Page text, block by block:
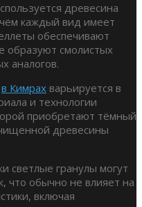
древесина
каждый вид имеет
обеспечивают
образуют смолистых
аналогов.
в Кимрах варьируется в
и технологии
приобретают тёмный
древесины
светлые гранулы могут
что обычно не влияет на
включая